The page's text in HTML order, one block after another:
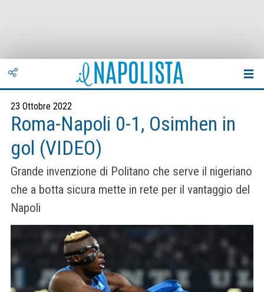
23 Ottobre 2022
Roma-Napoli 0-1, Osimhen in
gol (VIDEO)
Grande invenzione di Politano che serve il nigeriano
che a botta sicura mette in rete per il vantaggio del
Napoli